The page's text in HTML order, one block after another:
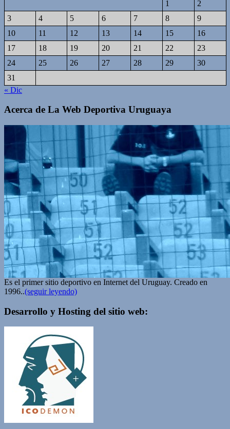
1
2
3
4 5 6 7 8
9
10
11 12 13 14 15
16
17
18 19 20 21 22
23
24
25 26 27 28 29
30
31
« Dic
Acerca de La Web Deportiva Uruguaya
Es el primer sitio deportivo en Internet del Uruguay. Creado en
1996..(seguir leyendo)
Desarrollo y Hosting del sitio web: